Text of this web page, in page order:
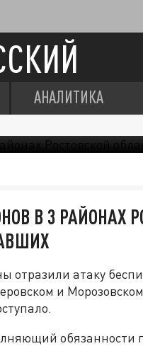
АНАЛИТИКА
В 3 РАЙОНАХ
отразили атаку
и
обязанности